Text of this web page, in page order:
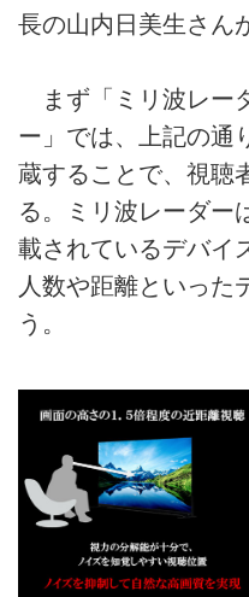
長の山内日美生さん
まず「ミリ波レー
ー」では、上記の通
蔵することで、視聴
る。ミリ波レーダー
載されているデバイ
人数や距離といった
う。